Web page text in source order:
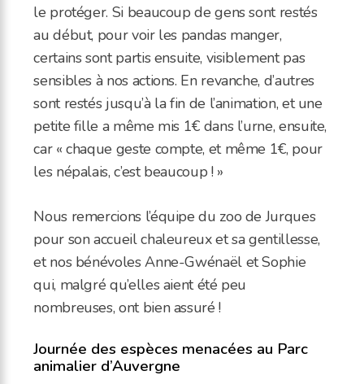
le protéger. Si beaucoup de gens sont restés
au début, pour voir les pandas manger,
certains sont partis ensuite, visiblement pas
sensibles à nos actions. En revanche, d’autres
sont restés jusqu’à la fin de l’animation, et une
petite fille a même mis 1€ dans l’urne, ensuite,
car « chaque geste compte, et même 1€, pour
les népalais, c’est beaucoup ! »
Nous remercions l’équipe du zoo de Jurques
pour son accueil chaleureux et sa gentillesse,
et nos bénévoles Anne-Gwénaël et Sophie
qui, malgré qu’elles aient été peu
nombreuses, ont bien assuré !
Journée des espèces menacées au Parc
animalier d’Auvergne